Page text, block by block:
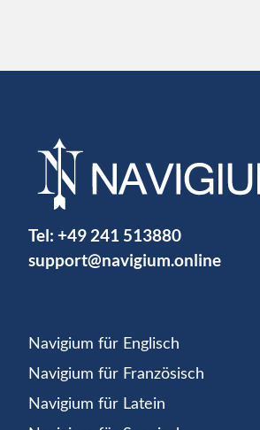
Tel: +49 241 513880
support@navigium.online
Navigium für Englisch
Navigium für Französisch
Navigium für Latein